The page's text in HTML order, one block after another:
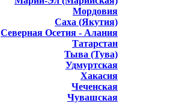
Мордовия
Саха (Якутия)
Северная Осетия - Алания
Татарстан
Тыва (Тува)
Удмуртская
Хакасия
Чеченская
Чувашская